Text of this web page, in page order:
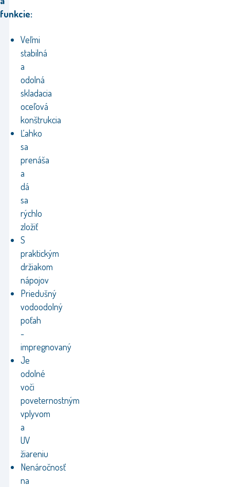
funkcie:
Veľmi
stabilná
a
odolná
skladacia
oceľová
konštrukcia
Ľahko
sa
prenáša
a
dá
sa
rýchlo
zložiť
S
praktickým
držiakom
nápojov
Priedušný
vodoodolný
poťah
-
impregnovaný
Je
odolné
voči
poveternostným
vplyvom
a
UV
žiareniu
Nenáročnosť
na